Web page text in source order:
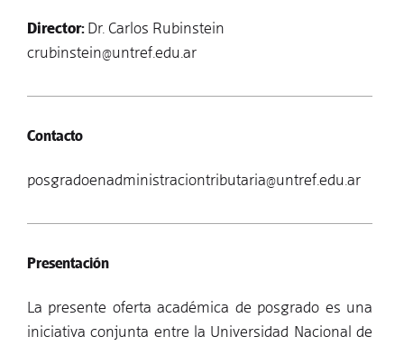
Director: Dr. Carlos Rubinstein
crubinstein@untref.edu.ar
Contacto
posgradoenadministraciontributaria@untref.edu.ar
Presentación
La presente oferta académica de posgrado es una
iniciativa conjunta entre la Universidad Nacional de